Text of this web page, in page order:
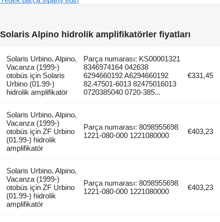
Solaris Alpino hidrolik amplifikatörler fiyatları
Solaris Urbino, Alpino,
Vacanza (1999-)
otobüs için Solaris
Urbino (01.99-)
hidrolik amplifikatör
Parça numarası: KS00001321
8346974164 042638
6294660192 A6294660192
82.47501-6013 82475016013
0720385040 0720-385...
€331,45
Solaris Urbino, Alpino,
Vacanza (1999-)
otobüs için ZF Urbino
(01.99-) hidrolik
amplifikatör
Parça numarası: 8098955698
1221-080-000 1221080000
€403,23
Solaris Urbino, Alpino,
Vacanza (1999-)
otobüs için ZF Urbino
(01.99-) hidrolik
amplifikatör
Parça numarası: 8098955698
1221-080-000 1221080000
€403,23